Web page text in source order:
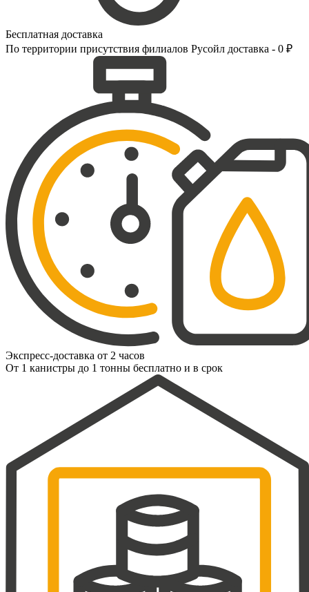
Бесплатная доставка
По территории присутствия филиалов Русойл доставка - 0 ₽
Экспресс-доставка от 2 часов
От 1 канистры до 1 тонны бесплатно и в срок